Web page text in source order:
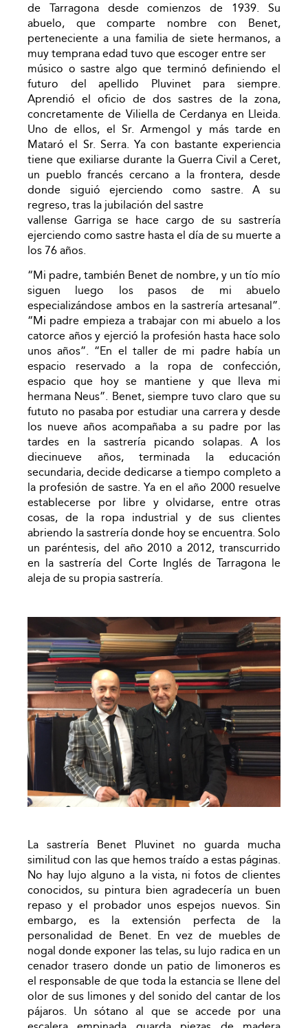
de Tarragona desde comienzos de 1939. Su
abuelo, que comparte nombre con Benet,
perteneciente a una familia de siete hermanos, a
muy temprana edad tuvo que escoger entre ser
músico o sastre algo que terminó definiendo el
futuro del apellido Pluvinet para siempre.
Aprendió el oficio de dos sastres de la zona,
concretamente de Viliella de Cerdanya en Lleida.
Uno de ellos, el Sr. Armengol y más tarde en
Mataró el Sr. Serra. Ya con bastante experiencia
tiene que exiliarse durante la Guerra Civil a Ceret,
un pueblo francés cercano a la frontera, desde
donde siguió ejerciendo como sastre. A su
regreso, tras la jubilación del sastre
vallense Garriga se hace cargo de su sastrería
ejerciendo como sastre hasta el día de su muerte a
los 76 años.
“Mi padre, también Benet de nombre, y un tío mío
siguen luego los pasos de mi abuelo
especializándose ambos en la sastrería artesanal”.
“Mi padre empieza a trabajar con mi abuelo a los
catorce años y ejerció la profesión hasta hace solo
unos años”. “En el taller de mi padre había un
espacio reservado a la ropa de confección,
espacio que hoy se mantiene y que lleva mi
hermana Neus”. Benet, siempre tuvo claro que su
fututo no pasaba por estudiar una carrera y desde
los nueve años acompañaba a su padre por las
tardes en la sastrería picando solapas. A los
diecinueve años, terminada la educación
secundaria, decide dedicarse a tiempo completo a
la profesión de sastre. Ya en el año 2000 resuelve
establecerse por libre y olvidarse, entre otras
cosas, de la ropa industrial y de sus clientes
abriendo la sastrería donde hoy se encuentra. Solo
un paréntesis, del año 2010 a 2012, transcurrido
en la sastrería del Corte Inglés de Tarragona le
aleja de su propia sastrería.
La sastrería Benet Pluvinet no guarda mucha
similitud con las que hemos traído a estas páginas.
No hay lujo alguno a la vista, ni fotos de clientes
conocidos, su pintura bien agradecería un buen
repaso y el probador unos espejos nuevos. Sin
embargo, es la extensión perfecta de la
personalidad de Benet. En vez de muebles de
nogal donde exponer las telas, su lujo radica en un
cenador trasero donde un patio de limoneros es
el responsable de que toda la estancia se llene del
olor de sus limones y del sonido del cantar de los
pájaros. Un sótano al que se accede por una